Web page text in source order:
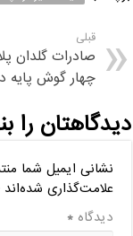
قبلی
صادرات گلدان
چهار گوش پایه
دیدگاهتان را
نشانی ایمیل شما
علامت‌گذاری شده‌اند
دیدگاه*